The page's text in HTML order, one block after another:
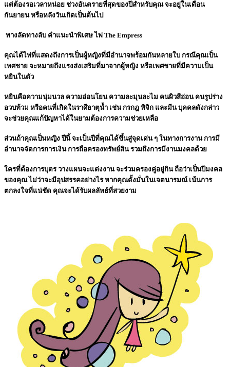
แต่ต้องรอเวลาหน่อย ช่วงอันตรายที่สุดของปีสำหรับคุณ จะอยู่ในเดือน
กันยายน หรือหลังวันเกิดเป็นต้นไป
ทางลัดทางลับ คำแนะนำพิเศษ ไพ่ The Empress
คุณได้ไพ่ที่แสดงถึงการเป็นผู้หญิงที่มีอำนาจพร้อมกันหลายใบ กรณีคุณเป็น
เพศชาย จะหมายถึงแรงส่งเสริมที่มาจากผู้หญิง หรือเพศชายที่มีความเป็น
หยินในตัว
หยินคือความนุ่มนวล ความอ่อนโยน ความละมุนละไม คนผิวสีอ่อน คนรูปร่าง
อวบท้วม หรือคนที่เกิดในราศีธาตุน้ำ เช่น กรกฎ พิจิก และมีน บุคคลดังกล่าว
จะช่วยคุณแก้ปัญหาได้ในยามต้องการความช่วยเหลือ
ส่วนถ้าคุณเป็นหญิง ปีนี้ จะเป็นปีที่คุณได้ขึ้นสู่จุดเด่น ๆ ในทางการงาน การมี
อำนาจจัดการการเงิน การถือครองทรัพย์สิน รวมถึงการมีงานมงคลด้วย
ใครที่ต้องการบุตร วางแผนจะแต่งงาน จะร่วมครองคู่อยู่กิน ถือว่าเป็นปีมงคล
ของคุณ ไม่ว่าจะมีอุปสรรคอย่างไร หากคุณตั้งมั่นในเจตนารมณ์ เน้นการ
ตกลงใจที่แน่ชัด คุณจะได้รับผลลัพธ์ที่สวยงาม